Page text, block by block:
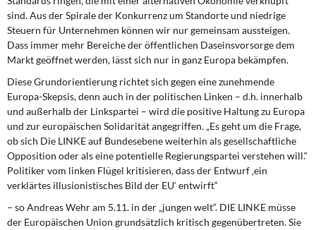
sind. Aus der Spirale der Konkurrenz um Standorte und niedrige
Steuern für Unternehmen können wir nur gemeinsam aussteigen.
Dass immer mehr Bereiche der öffentlichen Daseinsvorsorge dem
Markt geöffnet werden, lässt sich nur in ganz Europa bekämpfen.
Diese Grundorientierung richtet sich gegen eine zunehmende
Europa-Skepsis, denn auch in der politischen Linken – d.h. innerhalb
und außerhalb der Linkspartei – wird die positive Haltung zu Europa
und zur europäischen Solidarität angegriffen. „Es geht um die Frage,
ob sich Die LINKE auf Bundesebene weiterhin als gesellschaftliche
Oppo­sition oder als eine potentielle Regierungspartei verstehen will.“
Politiker vom linken Flügel kritisieren, dass der Entwurf ‚ein
verklärtes illusionistisches Bild der EU‘ entwirft“
– so Andreas Wehr am 5.11. in der „jungen welt“. DIE LINKE müsse
der Europäischen Union grundsätzlich kritisch gegenübertreten. Sie